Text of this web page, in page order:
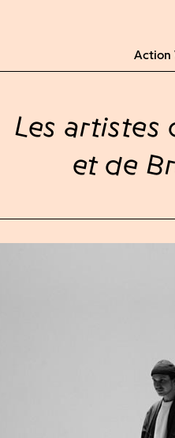
Action
Les artistes
et de